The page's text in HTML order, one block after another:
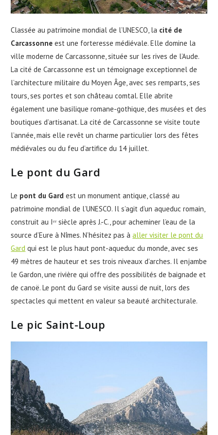
Classée au patrimoine mondial de l’UNESCO, la cité de
Carcassonne est une forteresse médiévale. Elle domine la
ville moderne de Carcassonne, située sur les rives de l’Aude.
La cité de Carcassonne est un témoignage exceptionnel de
l’architecture militaire du Moyen Âge, avec ses remparts, ses
tours, ses portes et son château comtal. Elle abrite
également une basilique romane-gothique, des musées et des
boutiques d’artisanat. La cité de Carcassonne se visite toute
l’année, mais elle revêt un charme particulier lors des fêtes
médiévales ou du feu d’artifice du 14 juillet.
Le pont du Gard
Le pont du Gard est un monument antique, classé au
patrimoine mondial de l’UNESCO. Il s’agit d’un aqueduc romain,
construit au Iᵉʳ siècle après J.-C., pour acheminer l’eau de la
source d’Eure à Nîmes. N’hésitez pas àaller visiter le pont du
Gard qui est le plus haut pont-aqueduc du monde, avec ses
49 mètres de hauteur et ses trois niveaux d’arches. Il enjambe
le Gardon, une rivière qui offre des possibilités de baignade et
de canoë. Le pont du Gard se visite aussi de nuit, lors des
spectacles qui mettent en valeur sa beauté architecturale.
Le pic Saint-Loup